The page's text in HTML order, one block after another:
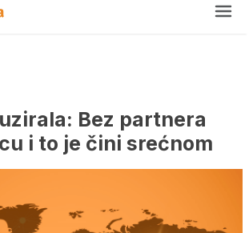
Bez partnera
i to je čini srećnom